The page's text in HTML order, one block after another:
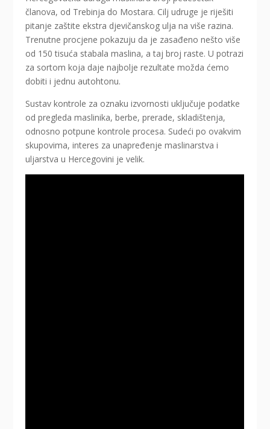
članova, od Trebinja do Mostara. Cilj udruge je riješiti
pitanje zaštite ekstra djevičanskog ulja na više razina.
Trenutne procjene pokazuju da je zasađeno nešto više
od 150 tisuća stabala maslina, a taj broj raste. U potrazi
za sortom koja daje najbolje rezultate možda ćemo
dobiti i jednu autohtonu.
Sustav kontrole za oznaku izvornosti uključuje podatke
od pregleda maslinika, berbe, prerade, skladištenja,
odnosno potpune kontrole procesa. Sudeći po ovakvim
skupovima, interes za unapređenje maslinarstva i
uljarstva u Hercegovini je velik.